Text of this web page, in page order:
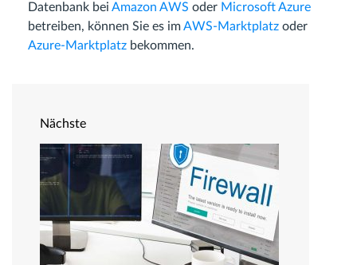
Datenbank bei Amazon AWS oder Microsoft Azure
betreiben, können Sie es imAWS-Marktplatz oder
Azure-Marktplatz bekommen.
Nächste